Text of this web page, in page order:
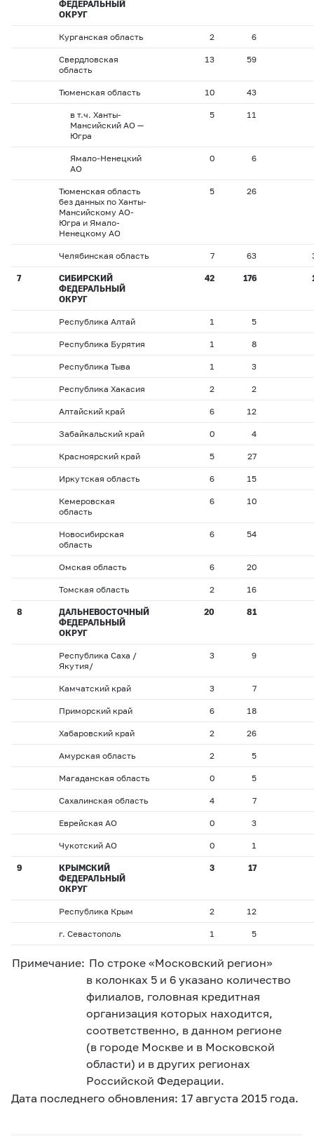
ФЕДЕРАЛЬНЫЙ
ОКРУГ
Курганская область 2 6
Свердловская
область
13 59
Тюменская область 10 43
в т.ч. Ханты-
Мансийский АО —
Югра
5 11
Ямало-Ненецкий
АО
0 6
Тюменская область
без данных по Ханты-
Мансийскому АО-
Югра и Ямало-
Ненецкому АО
5 26
Челябинская область 7 63
7
СИБИРСКИЙ
ФЕДЕРАЛЬНЫЙ
ОКРУГ
42 176
Республика Алтай 1 5
Республика Бурятия 1 8
Республика Тыва 1 3
Республика Хакасия 2 2
Алтайский край 6 12
Забайкальский край 0 4
Красноярский край 5 27
Иркутская область 6 15
Кемеровская
область
6 10
Новосибирская
область
6 54
Омская область 6 20
Томская область 2 16
8
ДАЛЬНЕВОСТОЧНЫЙ
ФЕДЕРАЛЬНЫЙ
ОКРУГ
20 81
Республика Саха /
Якутия/
3 9
Камчатский край 3 7
Приморский край 6 18
Хабаровский край 2 26
Амурская область 2 5
Магаданская область 0 5
Сахалинская область 4 7
Еврейская АО 0 3
Чукотский АО 0 1
9
КРЫМСКИЙ
ФЕДЕРАЛЬНЫЙ
ОКРУГ
3 17
Республика Крым 2 12
г. Севастополь 1 5
Примечание: По строке «Московский регион»
в колонках 5 и 6 указано количество
филиалов, головная кредитная
организация которых находится,
соответственно, в данном регионе
(в городе Москве и в Московской
области) и в других регионах
Российской Федерации.
Дата последнего обновления: 17 августа 2015 года.